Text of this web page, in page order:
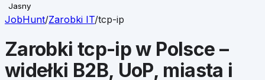
Jasny
JobHunt/Zarobki IT/tcp-ip
Zarobki tcp-ipw Polsce –
widełki B2B, UoP, miasta i